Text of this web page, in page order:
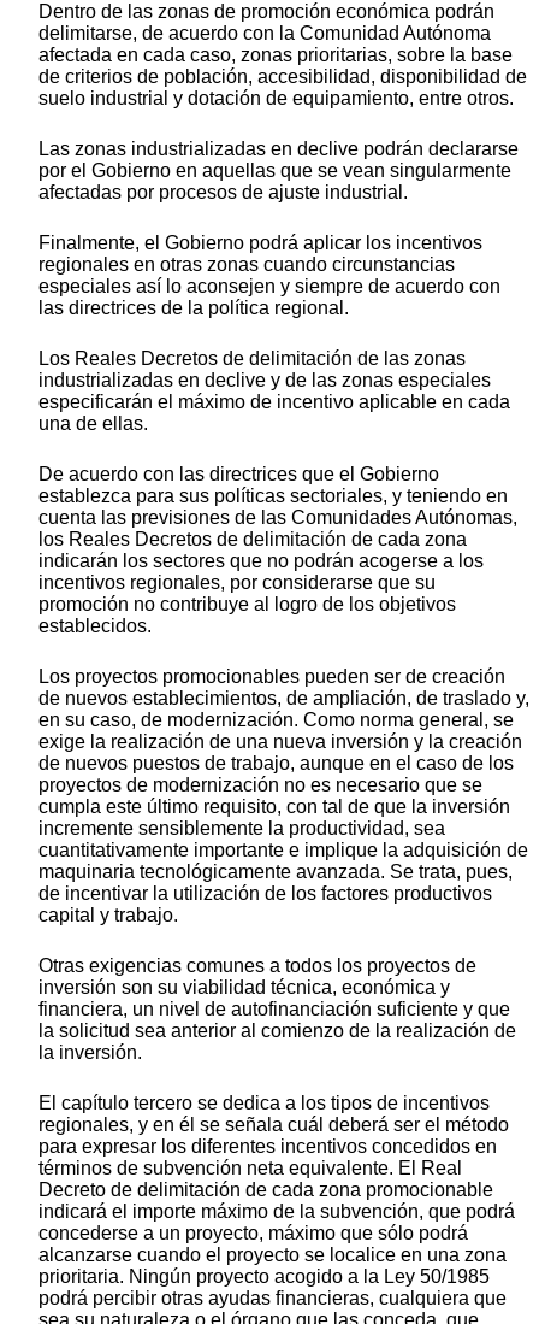
Dentro de las zonas de promoción económica podrán
delimitarse, de acuerdo con la Comunidad Autónoma
afectada en cada caso, zonas prioritarias, sobre la base
de criterios de población, accesibilidad, disponibilidad de
suelo industrial y dotación de equipamiento, entre otros.
Las zonas industrializadas en declive podrán declararse
por el Gobierno en aquellas que se vean singularmente
afectadas por procesos de ajuste industrial.
Finalmente, el Gobierno podrá aplicar los incentivos
regionales en otras zonas cuando circunstancias
especiales así lo aconsejen y siempre de acuerdo con
las directrices de la política regional.
Los Reales Decretos de delimitación de las zonas
industrializadas en declive y de las zonas especiales
especificarán el máximo de incentivo aplicable en cada
una de ellas.
De acuerdo con las directrices que el Gobierno
establezca para sus políticas sectoriales, y teniendo en
cuenta las previsiones de las Comunidades Autónomas,
los Reales Decretos de delimitación de cada zona
indicarán los sectores que no podrán acogerse a los
incentivos regionales, por considerarse que su
promoción no contribuye al logro de los objetivos
establecidos.
Los proyectos promocionables pueden ser de creación
de nuevos establecimientos, de ampliación, de traslado y,
en su caso, de modernización. Como norma general, se
exige la realización de una nueva inversión y la creación
de nuevos puestos de trabajo, aunque en el caso de los
proyectos de modernización no es necesario que se
cumpla este último requisito, con tal de que la inversión
incremente sensiblemente la productividad, sea
cuantitativamente importante e implique la adquisición de
maquinaria tecnológicamente avanzada. Se trata, pues,
de incentivar la utilización de los factores productivos
capital y trabajo.
Otras exigencias comunes a todos los proyectos de
inversión son su viabilidad técnica, económica y
financiera, un nivel de autofinanciación suficiente y que
la solicitud sea anterior al comienzo de la realización de
la inversión.
El capítulo tercero se dedica a los tipos de incentivos
regionales, y en él se señala cuál deberá ser el método
para expresar los diferentes incentivos concedidos en
términos de subvención neta equivalente. El Real
Decreto de delimitación de cada zona promocionable
indicará el importe máximo de la subvención, que podrá
concederse a un proyecto, máximo que sólo podrá
alcanzarse cuando el proyecto se localice en una zona
prioritaria. Ningún proyecto acogido a la Ley 50/1985
podrá percibir otras ayudas financieras, cualquiera que